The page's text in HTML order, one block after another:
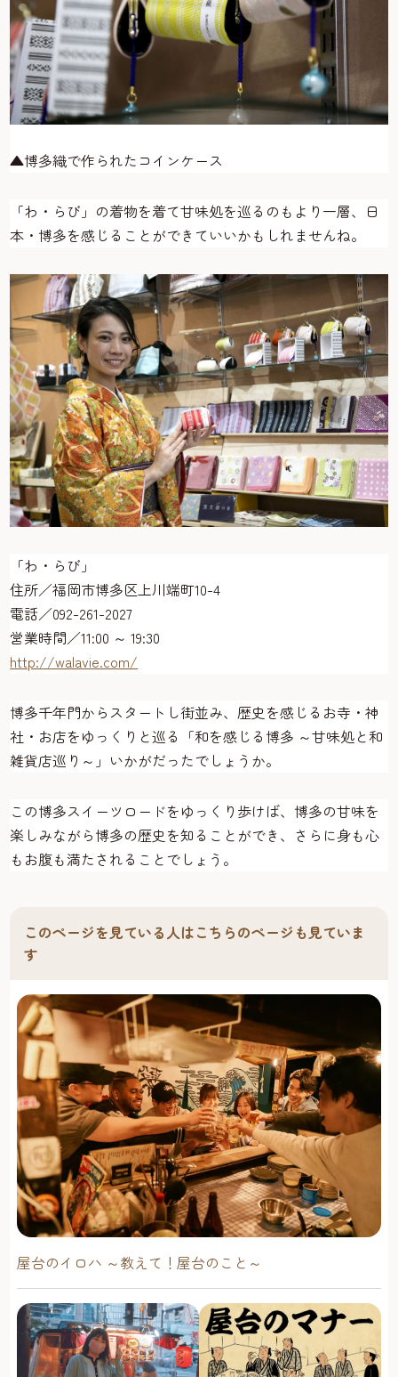
▲博多織で作られたコインケース
「わ・らび」の着物を着て甘味処を巡るのもより一層、日
本・博多を感じることができていいかもしれませんね。
「わ・らび」
住所／福岡市博多区上川端町10-4
電話／092-261-2027
営業時間／11:00 ～ 19:30
http://walavie.com/
博多千年門からスタートし街並み、歴史を感じるお寺・神
社・お店をゆっくりと巡る「和を感じる博多 ～甘味処と和
雑貨店巡り～」いかがだったでしょうか。
この博多スイーツロードをゆっくり歩けば、博多の甘味を
楽しみながら博多の歴史を知ることができ、さらに身も心
もお腹も満たされることでしょう。
このページを見ている人はこちらのページも見ていま
す
屋台のイロハ ～教えて！屋台のこと～